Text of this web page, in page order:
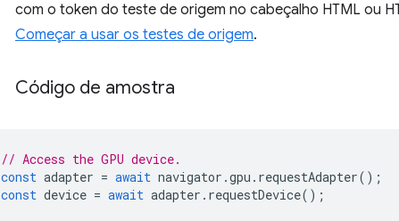
com o token do teste de origem no cabeçalho HTML ou
Começar a usar os testes de origem.
Código de amostra
// Access the GPU device.
const adapter = await navigator .gpu . requestAdapter();
const device = await adapter . requestDevice();